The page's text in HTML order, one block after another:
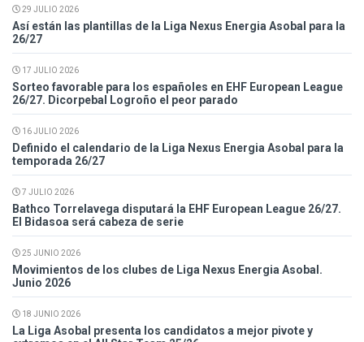
29 JULIO 2026
Así están las plantillas de la Liga Nexus Energia Asobal para la
26/27
17 JULIO 2026
Sorteo favorable para los españoles en EHF European League
26/27. Dicorpebal Logroño el peor parado
16 JULIO 2026
Definido el calendario de la Liga Nexus Energia Asobal para la
temporada 26/27
7 JULIO 2026
Bathco Torrelavega disputará la EHF European League 26/27.
El Bidasoa será cabeza de serie
25 JUNIO 2026
Movimientos de los clubes de Liga Nexus Energia Asobal.
Junio 2026
18 JUNIO 2026
La Liga Asobal presenta los candidatos a mejor pivote y